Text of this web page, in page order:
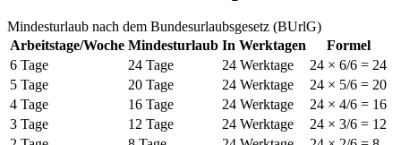
Mindesturlaub nach dem Bundesurlaubsgesetz (BUrlG)
Arbeitstage/Woche Mindesturlaub In Werktagen
Formel
6 Tage
24 Tage 24 Werktage
24 × 6/6 = 24
5 Tage
20 Tage 24 Werktage
24 × 5/6 = 20
4 Tage
16 Tage 24 Werktage
24 × 4/6 = 16
3 Tage
12 Tage 24 Werktage
24 × 3/6 = 12